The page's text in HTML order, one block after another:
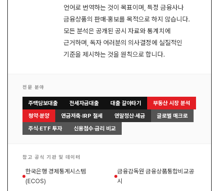
언어로 번역하는 것이 목표이며, 특정 금융사나
금융상품의 판매·홍보를 목적으로 하지 않습니다.
모든 분석은 공개된 공시 자료와 통계치에
근거하며, 독자 여러분의 의사결정에 실질적인
기준을 제시하는 것을 원칙으로 합니다.
전문 분야
주택담보대출 전세자금대출 대출 갈아타기
부동산 시장 분석
청약·분양
연금저축·IRP 절세 연말정산·세금
글로벌 매크로
주식·ETF 투자
신용점수·금리 비교
참고 공식 기관 및 데이터
한국은행 경제통계시스템
(ECOS)
금융감독원 금융상품통합비교공
시